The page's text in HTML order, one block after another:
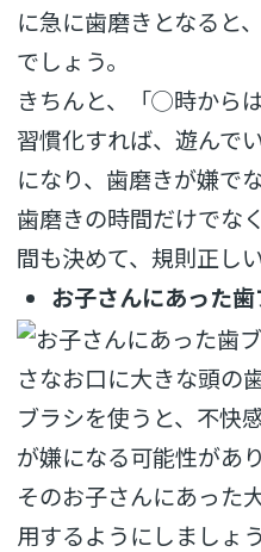
に急に歯磨きとなると
でしょう。
きちんと、「◯時から
習慣化すれば、遊んで
になり、歯磨きが嫌で
歯磨きの時間だけでな
間も決めて、規則正し
お子さんにあった
さなお口に大きな頭の
ブラシを使うと、不快
が嫌になる可能性があり
そのお子さんにあった
用するようにしましょう